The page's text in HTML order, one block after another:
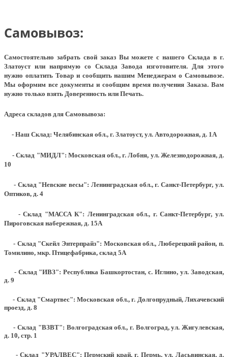
Самовывоз:
Самостоятельно забрать свой заказ Вы можете с нашего Склада в г.
Златоуст или напрямую со Склада Завода изготовителя. Для этого
нужно оплатить Товар и сообщить нашим Менеджерам о Самовывозе.
Мы оформим все документы и сообщим время получения Заказа. Вам
нужно только взять Доверенность или Печать.
Адреса складов для Самовывоза:
- Наш Склад: Челябинская обл., г. Златоуст, ул. Автодорожная, д. 1А
- Склад "МИДЛ": Московская обл., г. Лобня, ул. Железнодорожная, д.
10
- Склад "Невские весы": Ленинградская обл., г. Санкт-Петербург, ул.
Оптиков, д. 4
- Склад "МАССА К": Ленинградская обл., г. Санкт-Петербург, ул.
Пироговская набережная, д. 15А
- Склад "Скейл Энтерпрайз": Московская обл., Люберецкий район, п.
Томилино, мкр. Птицефабрика, склад 5А
- Склад "ИВЗ": Республика Башкортостан, с. Иглино, ул. Заводская,
д. 9
- Склад "Смартвес":Московская обл., г. Долгопрудный, Лихачевский
проезд, д. 8
- Склад "ВЗВТ": Волгоградская обл., г. Волгоград, ул. Жигулевская,
д. 10, стр. 1
- Склад "УРАЛВЕС": Пермский край, г. Пермь, ул. Ласьвинская, д.